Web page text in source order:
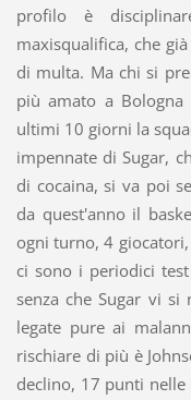
profilo è
maxisqualifica, che
di multa. Ma chi si
più amato a
ultimi 10 giorni la
impennate di Sugar,
di cocaina, si va poi
da quest'anno il
ogni turno, 4
ci sono i periodici
senza che Sugar vi
legate pure ai
rischiare di più è
declino, 17 punti